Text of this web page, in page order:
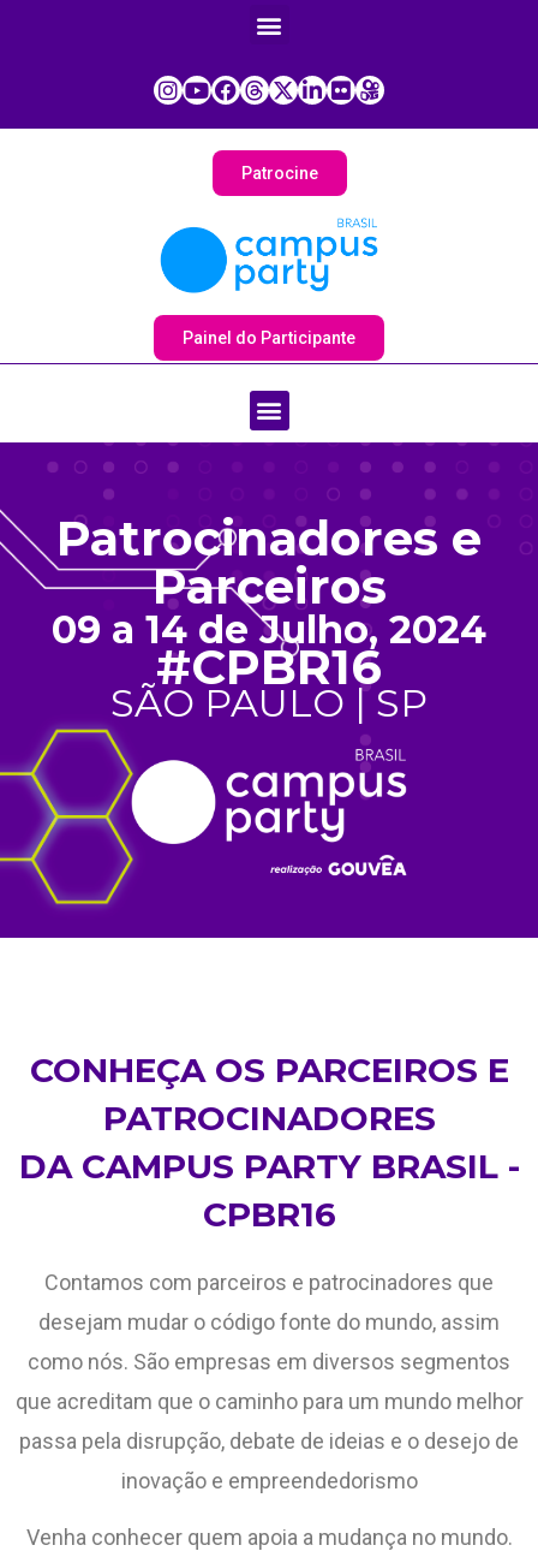
Patrocine
Painel do Participante
Patrocinadores e
Parceiros
09 a 14 de Julho, 2024
#CPBR16
SÃO PAULO | SP
CONHEÇA OS PARCEIROS E
PATROCINADORES
DA CAMPUS PARTY BRASIL -
CPBR16
Contamos com parceiros e patrocinadores que
desejam mudar o código fonte do mundo, assim
como nós. São empresas em diversos segmentos
que acreditam que o caminho para um mundo melhor
passa pela disrupção, debate de ideias e o desejo de
inovação e empreendedorismo
Venha conhecer quem apoia a mudança no mundo.